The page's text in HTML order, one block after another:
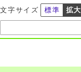
文字サイズ 標準 拡大